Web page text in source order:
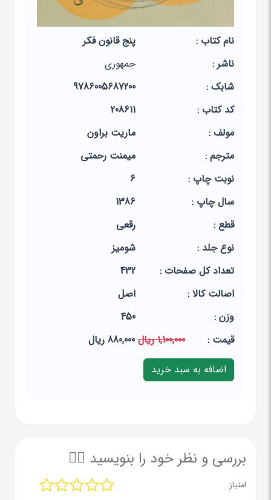
نام کتاب :
پنج قانون فکر
ناشر :
جمهوری
شابک :
9786005687200
کد کتاب :
208611
مولف :
ماریت براون
مترجم :
میمنت رحمتی
نوبت چاپ :
6
سال چاپ :
1386
قطع :
رقعی
نوع جلد :
شومیز
تعداد کل صفحات :
432
اصالت کالا :
اصل
وزن :
450
قيمت :
1,100,000 ریال 880,000 ریال
بررسی و نظر خود را بنویسید ✍🏻
امتیاز